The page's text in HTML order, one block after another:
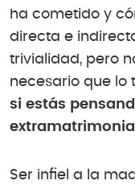
ha cometido y
directa e
trivialidad, pero
necesario que lo
si estás
Ser infiel a la